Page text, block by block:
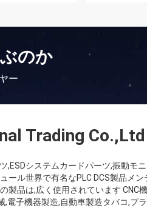
のか
ー
Trading Co.,Ltd
,ESDシステムカードパーツ,振動モ
ール世界で有名なPLC DCS製品メ
製品は,広く使用されています CNC
,電子機器製造,自動車製造タバコ,プ